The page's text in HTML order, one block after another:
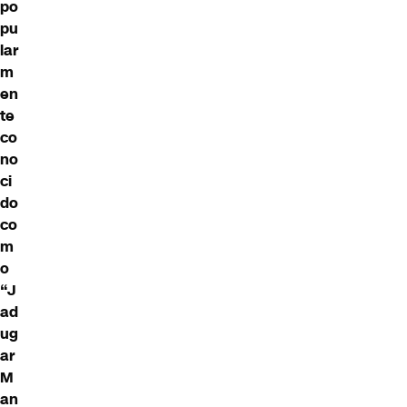
po
pu
lar
m
en
te
co
no
ci
do
co
m
o
“J
ad
ug
ar
M
an